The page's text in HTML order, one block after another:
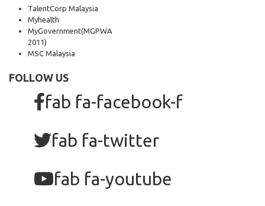
TalentCorp Malaysia
Myhealth
MyGovernment(MGPWA
2011)
MSC Malaysia
FOLLOW US
fab fa-facebook-f
fab fa-twitter
fab fa-youtube